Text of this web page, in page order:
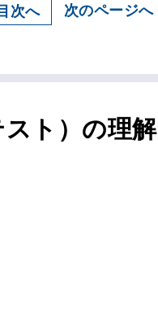
次へ 次のページへ
ト）の理解